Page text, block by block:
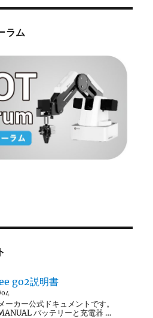
ラム
go2説明書
04
ーカー公式ドキュメントです。
バッテリーと充電器 …